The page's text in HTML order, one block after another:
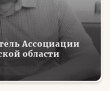
Ассоциации
области